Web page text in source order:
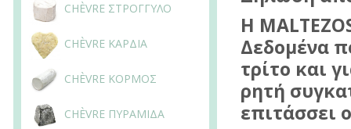
Η ΜΑ
Δεδομένα
τρίτο και
ρητή
επιτάσσει
CHÈVRE ΣΤΡΟΓΓΥΛΟ
CHÈVRE ΚΑΡΔΙΑ
CHÈVRE ΚΟΡΜΟΣ
CHÈVRE ΠΥΡΑΜΙΔΑ